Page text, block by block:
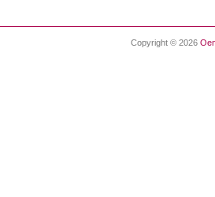
Copyright © 2026